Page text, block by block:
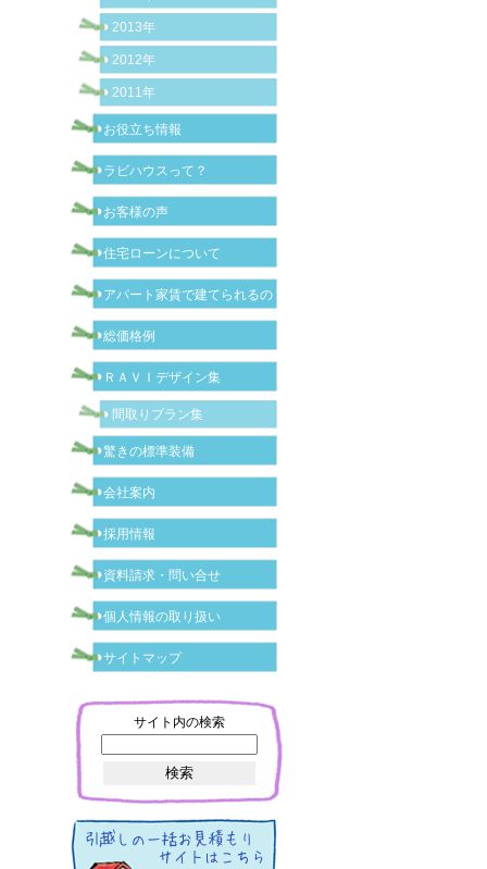
2013年
2012年
2011年
お役立ち情報
ラビハウスって？
お客様の声
住宅ローンについて
アパート家賃で建てられるの？
総価格例
ＲＡＶＩデザイン集
間取りプラン集
驚きの標準装備
会社案内
採用情報
資料請求・問い合せ
個人情報の取り扱い
サイトマップ
サイト内の検索